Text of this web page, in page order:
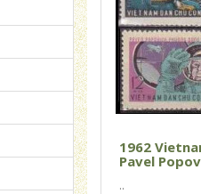
1962
Pavel
..